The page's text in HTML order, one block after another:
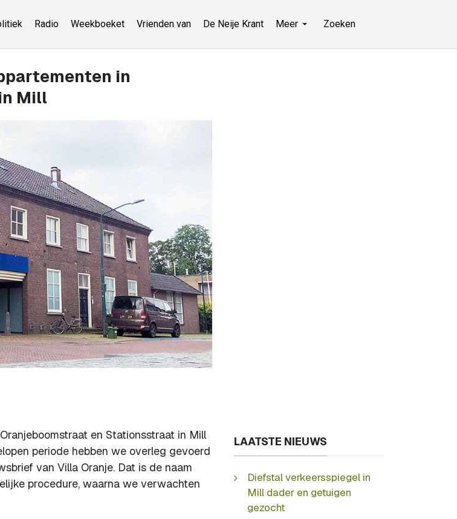
Radio Weekboeket Vrienden van De Neije Krant Meer Zoeken
in
Mill
en Stationsstraat in Mill
periode hebben we overleg gevoerd
van Villa Oranje. Dat is de naam
procedure, waarna we verwachten
LAATSTE NIEUWS
Diefstal verkeersspiegel in
Mill dader en getuigen
gezocht